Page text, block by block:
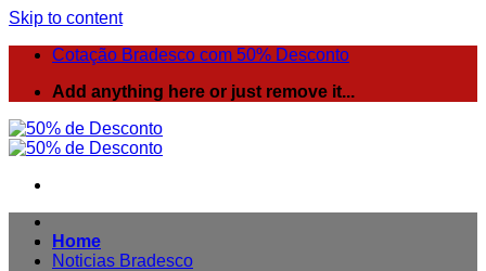
Skip to content
Cotação Bradesco com 50% Desconto
Add anything here or just remove it...
Noticias Bradesco
Home